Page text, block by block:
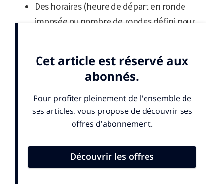
Des horaires (heure de départ en ronde
imposée ou nombre de rondes défini pour
ses rondes en fonction de la situation du
risque à protéger.
Sommaire
Utiliser les moyens de communication
Le permis feu